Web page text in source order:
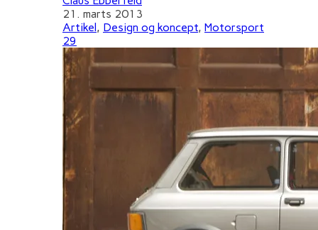
21. marts 2013
Artikel, Design og koncept, Motorsport
29